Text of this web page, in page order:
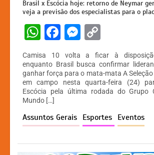
Brasil x Escócia hoje: retorno de Neymar
veja a previsão dos especialistas para o
W
at
s
A
p
p
F
c
e
b
o
o
k
M
s
s
e
n
g
er
p
y
Li
n
k
Camisa 10 volta a ficar à
enquanto Brasil busca confirmar
ganhar força para o mata-mata A
em campo nesta quarta-feira (24)
Escócia pela última rodada do Grupo
Mundo […]
Assuntos Gerais Esportes Eventos